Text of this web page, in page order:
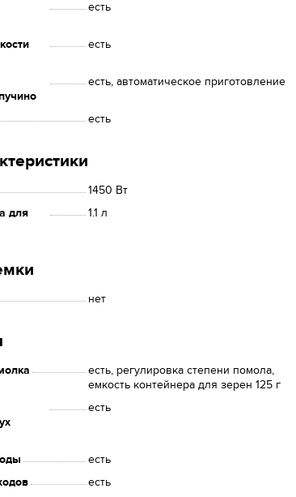
есть
есть
есть, автоматическое приготовление
есть
1450 Вт
для
1.1 л
нет
есть, регулировка степени помола,
емкость контейнера для зерен 125 г
есть
есть
есть